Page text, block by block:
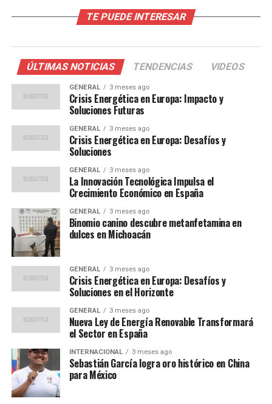
Europa ha sido históricamente dependiente del gas ruso,
con países como Alemania y Italia importando más del
40% de su suministro de gas desde Rusia. Esta
dependencia ha sido objeto de críticas, especialmente
en el contexto de las tensiones geopolíticas. La
necesidad de diversificar las fuentes de energía se ha
vuelto más urgente que nunca.
En un esfuerzo por mitigar la crisis, la Unión Europea ha
estado explorando alternativas energéticas, incluyendo
el aumento de las importaciones de gas natural licuado
(GNL) desde Estados Unidos y Qatar, así como la
aceleración de proyectos de energía renovable. Sin
embargo, estos esfuerzos requieren tiempo y no ofrecen
una solución inmediata.
Opiniones de Expertos
Según el economista energético Dr. Hans Müller, “La
crisis actual es un claro recordatorio de la vulnerabilidad
de Europa debido a su dependencia del gas ruso. La
diversificación energética es esencial, pero también
debemos considerar un enfoque más amplio que incluya
la eficiencia energética y la innovación tecnológica.”
TE PUEDE INTERESAR
ÚLTIMAS NOTICIAS TENDENCIAS VIDEOS
GENERAL 3 meses ago
Crisis Energética en Europa: Impacto y
Soluciones Futuras
GENERAL 3 meses ago
Crisis Energética en Europa: Desafíos y
Soluciones
GENERAL 3 meses ago
La Innovación Tecnológica Impulsa el
Crecimiento Económico en España
GENERAL 3 meses ago
Binomio canino descubre metanfetamina en
dulces en Michoacán
GENERAL 3 meses ago
Crisis Energética en Europa: Desafíos y
Soluciones en el Horizonte
GENERAL 3 meses ago
Nueva Ley de Energía Renovable Transformará
el Sector en España
INTERNACIONAL 3 meses ago
Sebastián García logra oro histórico en China
para México